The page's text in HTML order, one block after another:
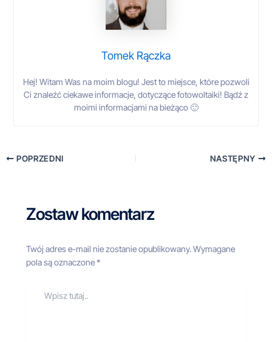
Tomek Rączka
Hej! Witam Was na moim blogu! Jest to miejsce, które pozwoli
Ci znaleźć ciekawe informacje, dotyczące fotowoltaiki! Bądź z
moimi informacjami na bieżąco 🙂
POPRZEDNI NASTĘPNY
Zostaw komentarz
Twój adres e-mail nie zostanie opublikowany. Wymagane
pola są oznaczone*